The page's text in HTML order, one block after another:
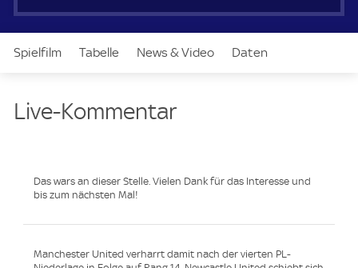
e
t
e
Spielfilm Tabelle News & Video Daten
Live-Kommentar
Das wars an dieser Stelle. Vielen Dank für das Interesse und
bis zum nächsten Mal!
Manchester United verharrt damit nach der vierten PL-